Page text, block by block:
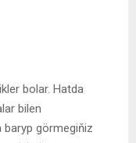
bolar. Hatda
bilen
baryp görmegiňiz